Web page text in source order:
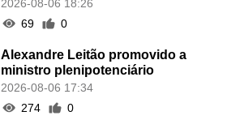
2026-08-06 18:26
69
0
Alexandre Leitão promovido a
ministro plenipotenciário
2026-08-06 17:34
274
0